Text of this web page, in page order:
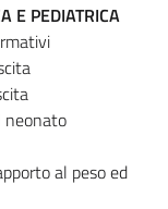
E PEDIATRICA
neonato
al peso ed